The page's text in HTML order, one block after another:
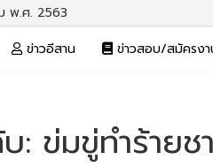
พ.ศ. 2563
ข่าวอีสาน ข่าวสอบ/สมัครง
: ข่มขู่ทำร้ายช